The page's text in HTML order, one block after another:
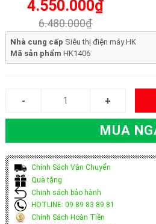
4.550.000₫
6.480.000₫
Nhà cung cấp Siêu thị điện máy HK
Mã sản phẩm HK1406
MUA
Chính Sách Vận Chuyển
Quà tặng
Chinh sách bảo hành
HOTLINE: 09 89 83 89 81
Chính Sách Hoàn Tiền